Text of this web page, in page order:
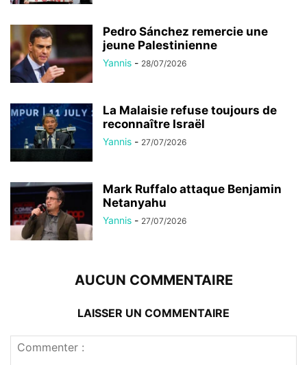
Pedro Sánchez remercie une
jeune Palestinienne
Yannis - 28/07/2026
La Malaisie refuse toujours de
reconnaître Israël
Yannis - 27/07/2026
Mark Ruffalo attaque Benjamin
Netanyahu
Yannis - 27/07/2026
AUCUN COMMENTAIRE
LAISSER UN COMMENTAIRE